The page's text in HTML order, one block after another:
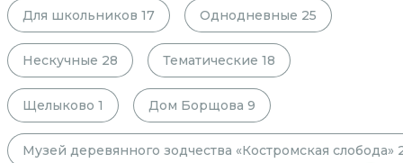
Для школьников 17 Однодневные 25
Нескучные 28 Тематические 18
Щелыково 1 Дом Борщова 9
Музей деревянного зодчества «Костромская слобода»